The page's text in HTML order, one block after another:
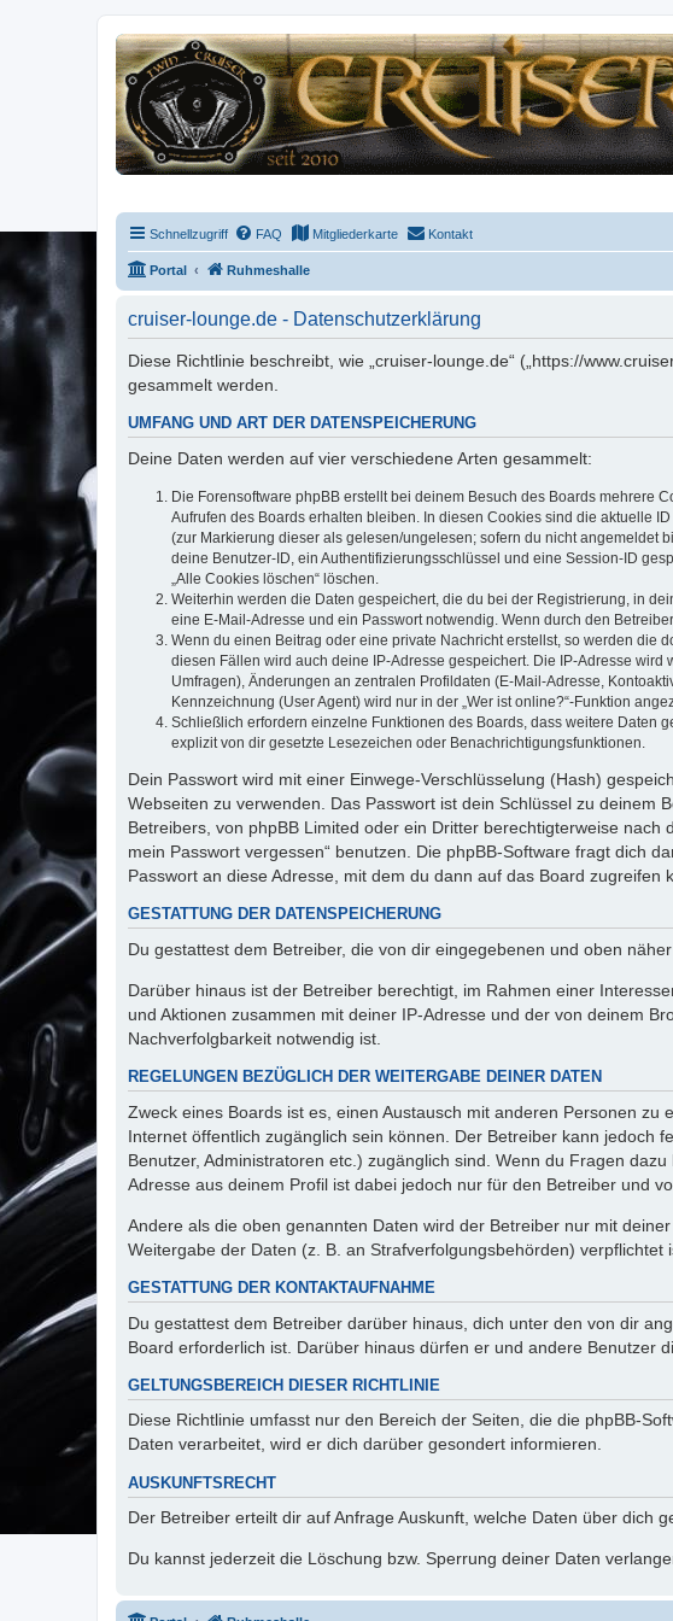
Schnellzugriff FAQ Mitgliederkarte Kontakt
Portal Ruhmeshalle
cruiser-lounge.de - Datenschutzerklärung
Diese Richtlinie beschreibt, wie „cruiser-lounge.de“ („https://
gesammelt werden.
UMFANG UND ART DER DATENSPEICHERUNG
Deine Daten werden auf vier verschiedene Arten gesammelt:
Die Forensoftware phpBB erstellt bei deinem Besuch des Boards mehrere
Aufrufen des Boards erhalten bleiben. In diesen Cookies sind die aktuelle
(zur Markierung dieser als gelesen/ungelesen; sofern du nicht angemeldet
deine Benutzer-ID, ein Authentifizierungsschlüssel und eine Session-ID
„Alle Cookies löschen“ löschen.
Weiterhin werden die Daten gespeichert, die du bei der Registrierung, in
eine E-Mail-Adresse und ein Passwort notwendig. Wenn durch den
Wenn du einen Beitrag oder eine private Nachricht erstellst, so werden die
diesen Fällen wird auch deine IP-Adresse gespeichert. Die IP-Adresse
Umfragen), Änderungen an zentralen Profildaten (E-Mail-Adresse,
Kennzeichnung (User Agent) wird nur in der „Wer ist online?“-Funktion
Schließlich erfordern einzelne Funktionen des Boards, dass weitere Daten
explizit von dir gesetzte Lesezeichen oder Benachrichtigungsfunktionen.
Dein Passwort wird mit einer Einwege-Verschlüsselung (Hash)
Webseiten zu verwenden. Das Passwort ist dein Schlüssel zu
Betreibers, von phpBB Limited oder ein Dritter berechtigterweise
mein Passwort vergessen“ benutzen. Die phpBB-Software fragt dich
Passwort an diese Adresse, mit dem du dann auf das Board zugreifen
GESTATTUNG DER DATENSPEICHERUNG
Du gestattest dem Betreiber, die von dir eingegebenen und oben
Darüber hinaus ist der Betreiber berechtigt, im Rahmen einer
und Aktionen zusammen mit deiner IP-Adresse und der von deinem
Nachverfolgbarkeit notwendig ist.
REGELUNGEN BEZÜGLICH DER WEITERGABE DEINER DATEN
Zweck eines Boards ist es, einen Austausch mit anderen Personen
Internet öffentlich zugänglich sein können. Der Betreiber kann jedoch
Benutzer, Administratoren etc.) zugänglich sind. Wenn du Fragen
Adresse aus deinem Profil ist dabei jedoch nur für den Betreiber und
Andere als die oben genannten Daten wird der Betreiber nur mit
Weitergabe der Daten (z. B. an Strafverfolgungsbehörden)
GESTATTUNG DER KONTAKTAUFNAHME
Du gestattest dem Betreiber darüber hinaus, dich unter den von dir
Board erforderlich ist. Darüber hinaus dürfen er und andere Benutzer
GELTUNGSBEREICH DIESER RICHTLINIE
Diese Richtlinie umfasst nur den Bereich der Seiten, die die phpBB-
Daten verarbeitet, wird er dich darüber gesondert informieren.
AUSKUNFTSRECHT
Der Betreiber erteilt dir auf Anfrage Auskunft, welche Daten über dich
Du kannst jederzeit die Löschung bzw. Sperrung deiner Daten